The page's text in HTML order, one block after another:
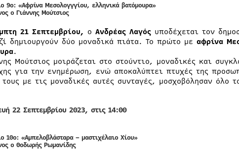
9ο: «Αφρίνα Μεσολογγγίου, ελληνικά βατόμουρα»
ο Γιάννης Μούτσιος
21 Σεπτεμβρίου, ο Ανδρέας Λαγός υποδέχεται τον
δημιουργούν δύο μοναδικά πιάτα. Το πρώτο με αφρίνα
.
Μούτσιος μοιράζεται στο στούντιο, μοναδικές και
για την ενημέρωση, ενώ αποκαλύπτει πτυχές της
με τις μοναδικές αυτές συνταγές, μοσχοβόλησαν όλο
22 Σεπτεμβρίου 2023, στις 14:00
10ο: «Αμπελοβλάσταρα – μαστιχέλαιο Χίου»
ο Θοδωρής Ρωμανίδης